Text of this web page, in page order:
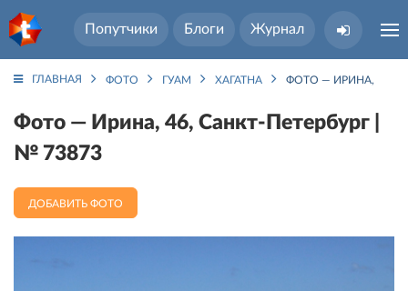
Попутчики Блоги Журнал
ГЛАВНАЯ ФОТО ГУАМ ХАГАТНА ФОТО — ИРИНА, 46,
Фото — Ирина, 46, Санкт-Петербург |
№ 73873
ДОБАВИТЬ ФОТО